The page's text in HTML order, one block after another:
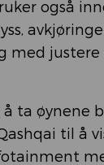
også
med
ta øynene
til å